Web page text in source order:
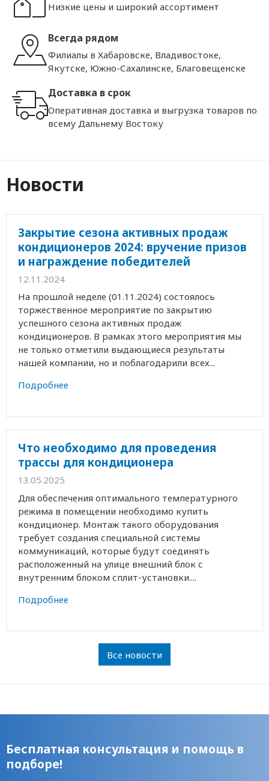
Низкие цены и широкий ассортимент
Всегда рядом
Филиалы в Хабаровске, Владивостоке,
Якутске, Южно-Сахалинске, Благовещенске
Доставка в срок
Оперативная доставка и выгрузка товаров по
всему Дальнему Востоку
Новости
Закрытие сезона активных продаж
кондиционеров 2024: вручение призов
и награждение победителей
12.11.2024
На прошлой неделе (01.11.2024) состоялось
торжественное мероприятие по закрытию
успешного сезона активных продаж
кондиционеров. В рамках этого мероприятия мы
не только отметили выдающиеся результаты
нашей компании, но и поблагодарили всех...
Подробнее
Что необходимо для проведения
трассы для кондиционера
13.05.2025
Для обеспечения оптимального температурного
режима в помещении необходимо купить
кондиционер. Монтаж такого оборудования
требует создания специальной системы
коммуникаций, которые будут соединять
расположенный на улице внешний блок с
внутренним блоком сплит-установки....
Подробнее
Все новости
Бесплатная консультация и помощь в
подборе!